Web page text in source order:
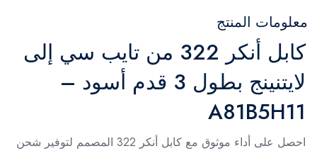
معلومات المنتج
كابل أنكر 322 من تايب سي إلى
لايتنينج بطول 3 قدم أسود –
A81B5H11
احصل على أداء موثوق مع كابل أنكر 322 المصمم لتوفير شحن